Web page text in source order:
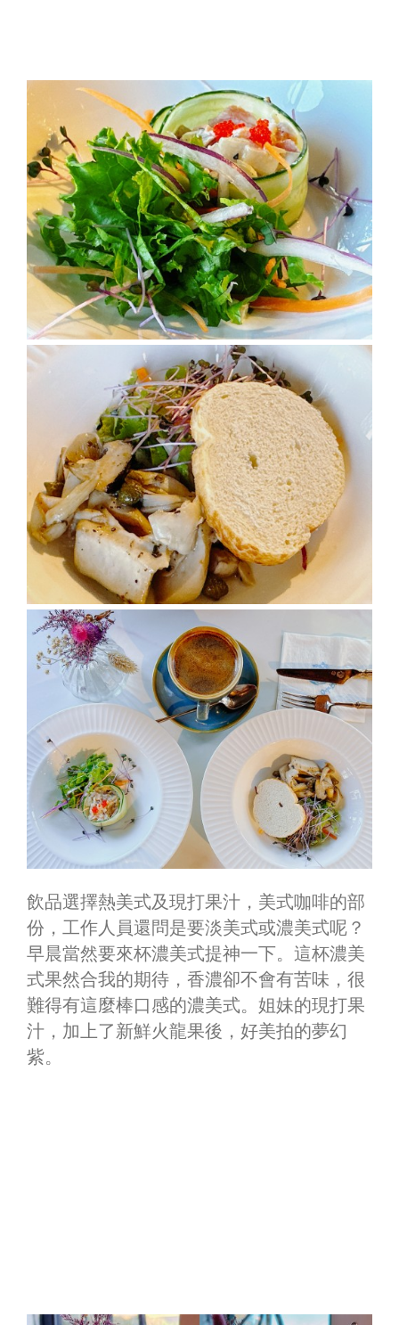
飲品選擇熱美式及現打果汁，美式咖啡的部
份，工作人員還問是要淡美式或濃美式呢？
早晨當然要來杯濃美式提神一下。這杯濃美
式果然合我的期待，香濃卻不會有苦味，很
難得有這麼棒口感的濃美式。姐妹的現打果
汁，加上了新鮮火龍果後，好美拍的夢幻
紫。